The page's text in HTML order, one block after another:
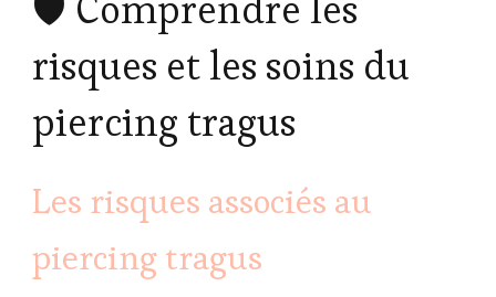
risques et les soins du
piercing tragus
Les risques associés au
piercing tragus